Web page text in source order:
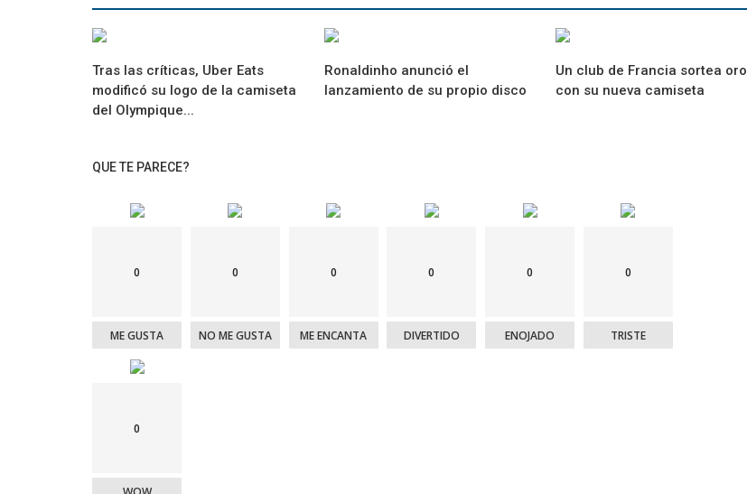
Tras las críticas, Uber Eats
modificó su logo de la camiseta
del Olympique...
Ronaldinho anunció el
lanzamiento de su propio disco
Un club de Francia sortea oro
con su nueva camiseta
QUE TE PARECE?
0
ME GUSTA
0
NO ME GUSTA
0
ME ENCANTA
0
DIVERTIDO
0
ENOJADO
0
TRISTE
0